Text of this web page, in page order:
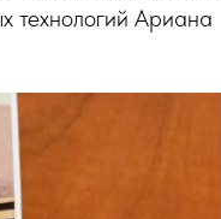
технологий Ариана